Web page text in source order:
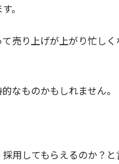
。
売り上げが上がり忙しく
なものかもしれません。
用してもらえるのか？